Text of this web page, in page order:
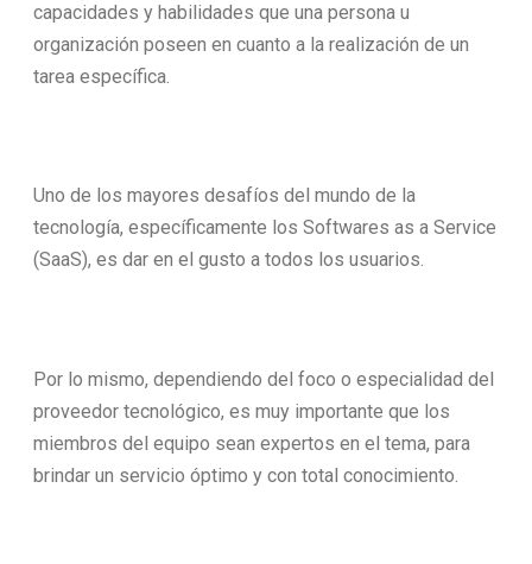
capacidades y habilidades que una persona u
organización poseen en cuanto a la realización de un
tarea específica.
Uno de los mayores desafíos del mundo de la
tecnología, específicamente los Softwares as a Service
(SaaS), es dar en el gusto a todos los usuarios.
Por lo mismo, dependiendo del foco o especialidad del
proveedor tecnológico, es muy importante que los
miembros del equipo sean expertos en el tema, para
brindar un servicio óptimo y con total conocimiento.